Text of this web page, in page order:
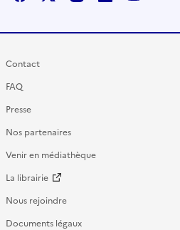
Contact
FAQ
Presse
Nos partenaires
Venir en médiathèque
La librairie
Nous rejoindre
Documents légaux